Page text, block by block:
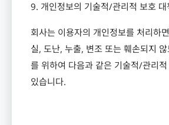
9. 개인정보의 기술적/관리적 보호 대
회사는 이용자의 개인정보를 처리하
실, 도난, 누출, 변조 또는 훼손되지
를 위하여 다음과 같은 기술적/관리
있습니다.